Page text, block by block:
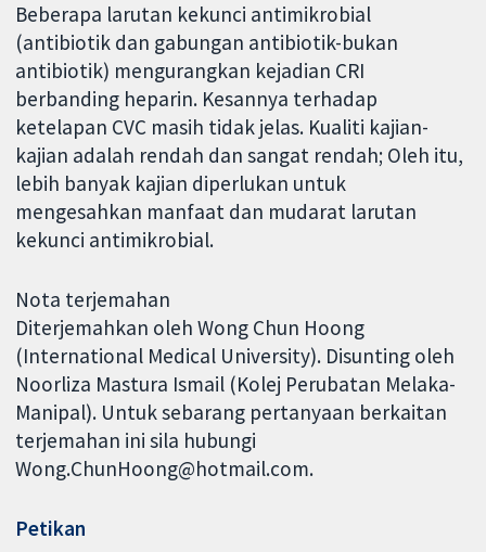
Beberapa larutan kekunci antimikrobial
(antibiotik dan gabungan antibiotik-bukan
antibiotik) mengurangkan kejadian CRI
berbanding heparin. Kesannya terhadap
ketelapan CVC masih tidak jelas. Kualiti kajian-
kajian adalah rendah dan sangat rendah; Oleh itu,
lebih banyak kajian diperlukan untuk
mengesahkan manfaat dan mudarat larutan
kekunci antimikrobial.
Nota terjemahan
Diterjemahkan oleh Wong Chun Hoong
(International Medical University). Disunting oleh
Noorliza Mastura Ismail (Kolej Perubatan Melaka-
Manipal). Untuk sebarang pertanyaan berkaitan
terjemahan ini sila hubungi
Wong.ChunHoong@hotmail.com.
Petikan